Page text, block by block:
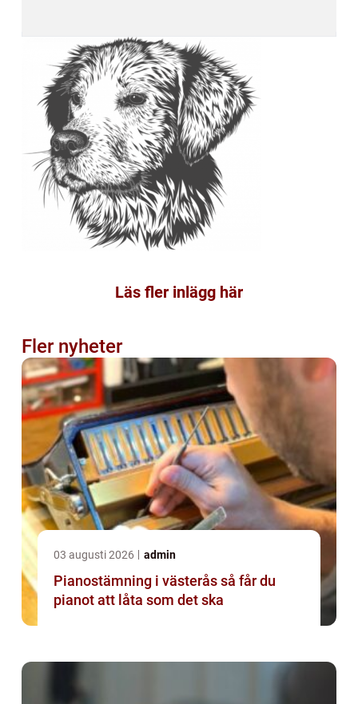
Läs fler inlägg här
Fler nyheter
03 augusti 2026 admin
Pianostämning i västerås så får du
pianot att låta som det ska